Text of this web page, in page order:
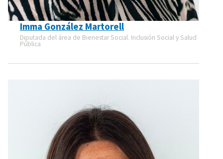
Imma González Martorell
Diputada del área de Bienestar Social. Inclusión Social y Salud
Pública